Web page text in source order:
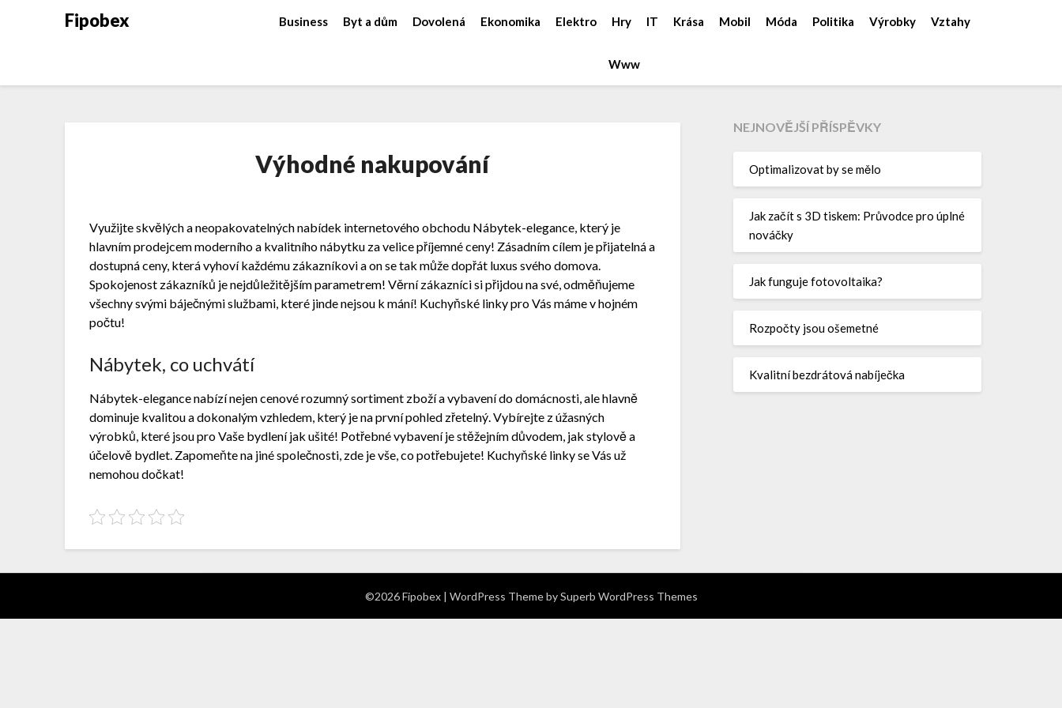
Fipobex Business Byt a dům Dovolená Ekonomika Elektro Hry IT Krása Mobil Móda Politika Výrobky Vztahy
Www
Výhodné nakupování
Využijte skvělých a neopakovatelných nabídek internetového obchodu Nábytek-elegance, který je
hlavním prodejcem moderního a kvalitního nábytku za velice příjemné ceny! Zásadním cílem je přijatelná a
dostupná ceny, která vyhoví každému zákazníkovi a on se tak může dopřát luxus svého domova.
Spokojenost zákazníků je nejdůležitějším parametrem! Věrní zákazníci si přijdou na své, odměňujeme
všechny svými báječnými službami, které jinde nejsou k mání! Kuchyňské linkypro Vás máme v hojném
počtu!
Nábytek, co uchvátí
Nábytek-elegance nabízí nejen cenové rozumný sortiment zboží a vybavení do domácnosti, ale hlavně
dominuje kvalitou a dokonalým vzhledem, který je na první pohled zřetelný. Vybírejte z úžasných
výrobků, které jsou pro Vaše bydlení jak ušité! Potřebné vybavení je stěžejním důvodem, jak stylově a
účelově bydlet. Zapomeňte na jiné společnosti, zde je vše, co potřebujete! Kuchyňské linky se Vás už
nemohou dočkat!
NEJNOVĚJŠÍ PŘÍSPĚVKY
Optimalizovat by se mělo
Jak začít s 3D tiskem: Průvodce pro úplné
nováčky
Jak funguje fotovoltaika?
Rozpočty jsou ošemetné
Kvalitní bezdrátová nabíječka
©2026 Fipobex | WordPress Theme bySuperb WordPress Themes